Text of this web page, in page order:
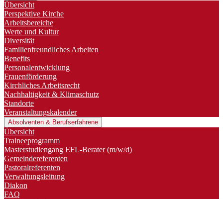
Übersicht
Perspektive Kirche
Arbeitsbereiche
Werte und Kultur
Diversität
Familienfreundliches Arbeiten
Benefits
Personalentwicklung
Frauenförderung
Kirchliches Arbeitsrecht
Nachhaltigkeit & Klimaschutz
Standorte
Veranstaltungskalender
Absolventen & Berufserfahrene
Übersicht
Traineeprogramm
Master­studiengang EFL-Berater (m/w/d)
Gemeindereferenten
Pastoralreferenten
Verwaltungsleitung
Diakon
FAQ